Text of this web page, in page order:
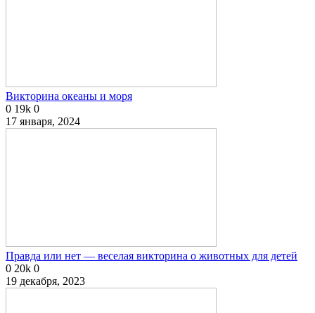
Викторина океаны и моря
0 19k 0
17 января, 2024
Правда или нет — веселая викторина о животных для детей
0 20k 0
19 декабря, 2023